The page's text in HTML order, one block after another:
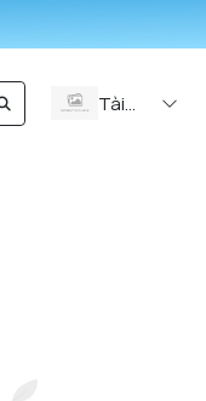
Tài